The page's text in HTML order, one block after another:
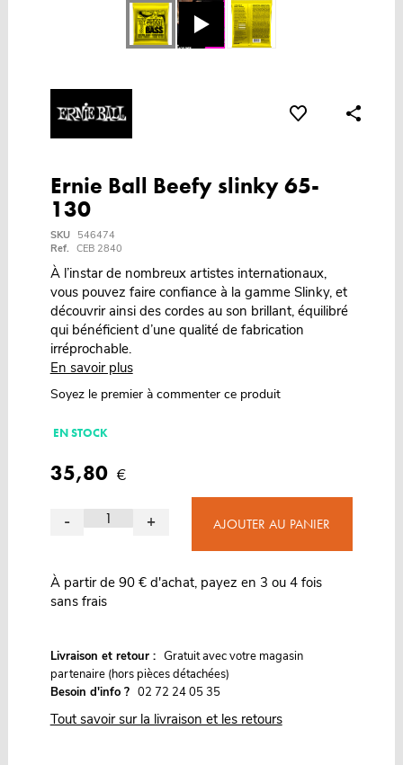
Ernie Ball Beefy slinky 65-
130
SKU
546474
Ref. CEB 2840
À l’instar de nombreux artistes internationaux,
vous pouvez faire confiance à la gamme Slinky, et
découvrir ainsi des cordes au son brillant, équilibré
qui bénéficient d’une qualité de fabrication
irréprochable.
En savoir plus
Soyez le premier à commenter ce produit
EN STOCK
35,80 €
- + AJOUTER AU PANIER
À partir de 90 € d'achat, payez en 3 ou 4 fois
sans frais
Livraison et retour : Gratuit avec votre magasin
partenaire (hors pièces détachées)
Besoin d'info ? 02 72 24 05 35
Tout savoir sur la livraison et les retours